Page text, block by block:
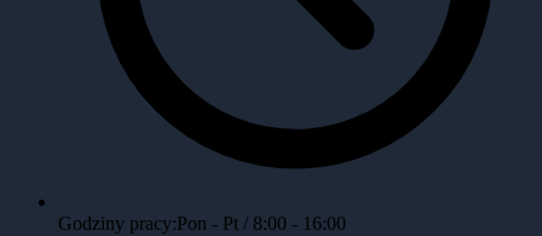
Godziny pracy:Pon - Pt / 8:00 - 16:00